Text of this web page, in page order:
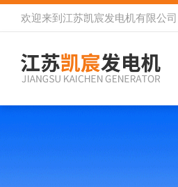
欢迎来到 江苏凯宸发电机有限公司